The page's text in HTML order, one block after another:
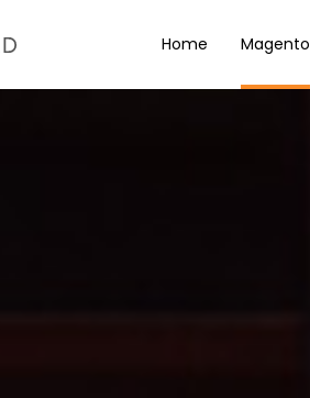
Home Magento